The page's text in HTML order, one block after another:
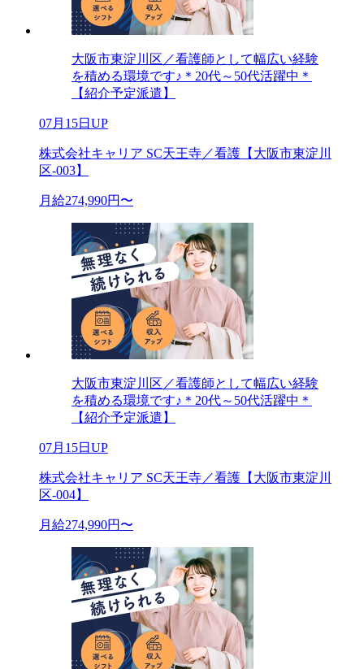
大阪市東淀川区／看護師として幅広い経験
を積める環境です♪＊20代～50代活躍中＊
【紹介予定派遣】
07月15日UP
株式会社キャリア SC天王寺／看護【大阪市東淀川
区-003】
月給274,990円〜
大阪市東淀川区／看護師として幅広い経験
を積める環境です♪＊20代～50代活躍中＊
【紹介予定派遣】
07月15日UP
株式会社キャリア SC天王寺／看護【大阪市東淀川
区-004】
月給274,990円〜